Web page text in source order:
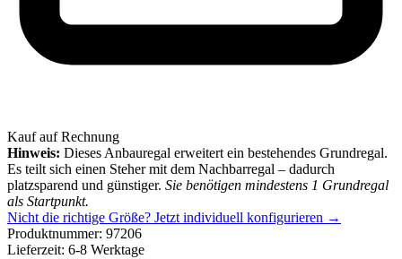
Kauf auf Rechnung
Hinweis: Dieses Anbauregal erweitert ein bestehendes Grundregal.
Es teilt sich einen Steher mit dem Nachbarregal – dadurch
platzsparend und günstiger. Sie benötigen mindestens 1 Grundregal
als Startpunkt.
Nicht die richtige Größe? Jetzt individuell konfigurieren →
Produktnummer: 97206
Lieferzeit: 6-8 Werktage